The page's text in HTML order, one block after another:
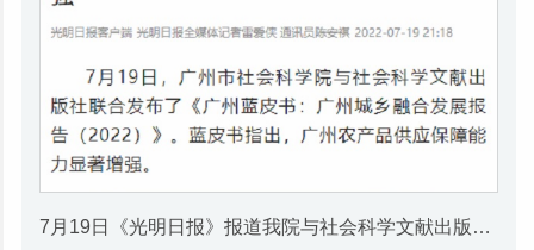
7月19日《光明日报》报道我院与社会科学文献出版社联合发布《广州蓝皮书：广州城乡融合发展报告(2022)》的媒体文章